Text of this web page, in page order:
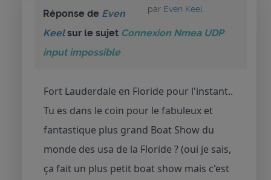
par Even Keel
Réponse de Even
Keelsur le sujet Connexion Nmea UDP
input impossible
Fort Lauderdale en Floride pour l'instant..
Tu es dans le coin pour le fabuleux et
fantastique plus grand Boat Show du
monde des usa de la Floride ? (oui je sais,
ça fait un plus petit boat show mais c'est